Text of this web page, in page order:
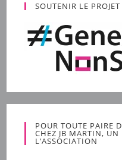
SOUTENIR LE
POUR TOUTE PAIRE
CHEZ JB MARTIN, UN
L’ASSOCIATION